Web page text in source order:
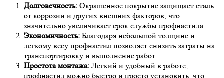
Долговечность: Окрашенное покрытие защищает сталь
от коррозии и других внешних факторов, что
значительно увеличивает срок службы профнастила.
Экономичность: Благодаря небольшой толщине и
легкому весу профнастил позволяет снизить затраты на
транспортировку и выполнение работ.
Простота монтажа: Легкий и удобный в работе,
профнастил можно быстро и просто установить, что